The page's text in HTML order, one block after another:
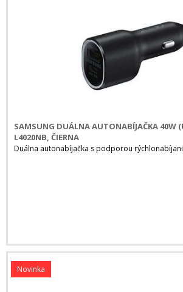
SAMSUNG DUÁLNA AUTONABÍJAČKA 40W
L4020NB, ČIERNA
Duálna autonabíjačka s podporou
Novinka